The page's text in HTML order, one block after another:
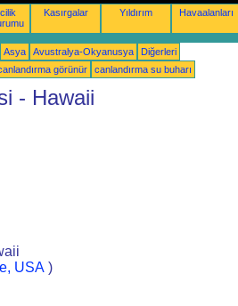
Kasırgalar Yıldırım Havaalanları
Asya Avustralya-Okyanusya
Diğerleri
görünür canlandırma su buharı
- Hawaii
USA )